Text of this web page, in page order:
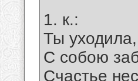
1. к.:
Ты уходила,
С собою
Счастье